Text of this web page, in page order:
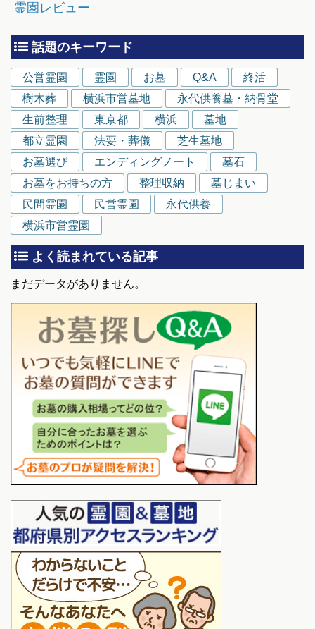
霊園レビュー
話題のキーワード
公営霊園 霊園 お墓 Q&A
終活
樹木葬
横浜市営墓地
永代供養墓・納骨堂
生前整理
東京都 横浜
墓地
都立霊園
法要・葬儀
芝生墓地
お墓選び
エンディングノート
墓石
お墓をお持ちの方
整理収納
墓じまい
民間霊園
民営霊園
永代供養
横浜市営霊園
よく読まれている記事
まだデータがありません。